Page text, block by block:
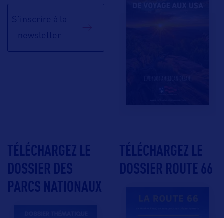
S'inscrire à la
newsletter
TÉLÉCHARGEZ LE
DOSSIER DES
PARCS NATIONAUX
TÉLÉCHARGEZ LE
DOSSIER ROUTE 66